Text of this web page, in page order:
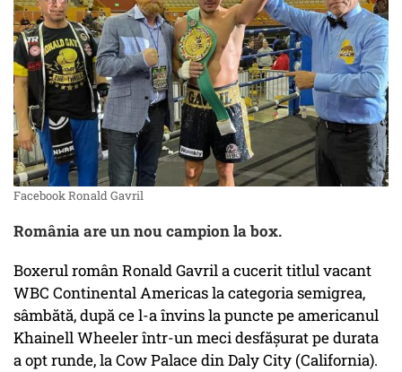
Facebook Ronald Gavril
România are un nou campion la box.
Boxerul român Ronald Gavril a cucerit titlul vacant
WBC Continental Americas la categoria semigrea,
sâmbătă, după ce l-a învins la puncte pe americanul
Khainell Wheeler într-un meci desfăşurat pe durata
a opt runde, la Cow Palace din Daly City (California).